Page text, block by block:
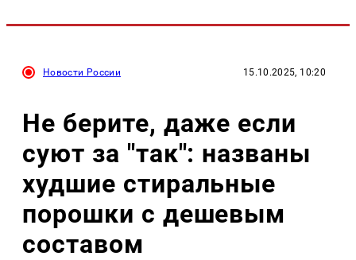
Новости России 15.10.2025, 10:20
Не берите, даже если
суют за "так": названы
худшие стиральные
порошки с дешевым
составом